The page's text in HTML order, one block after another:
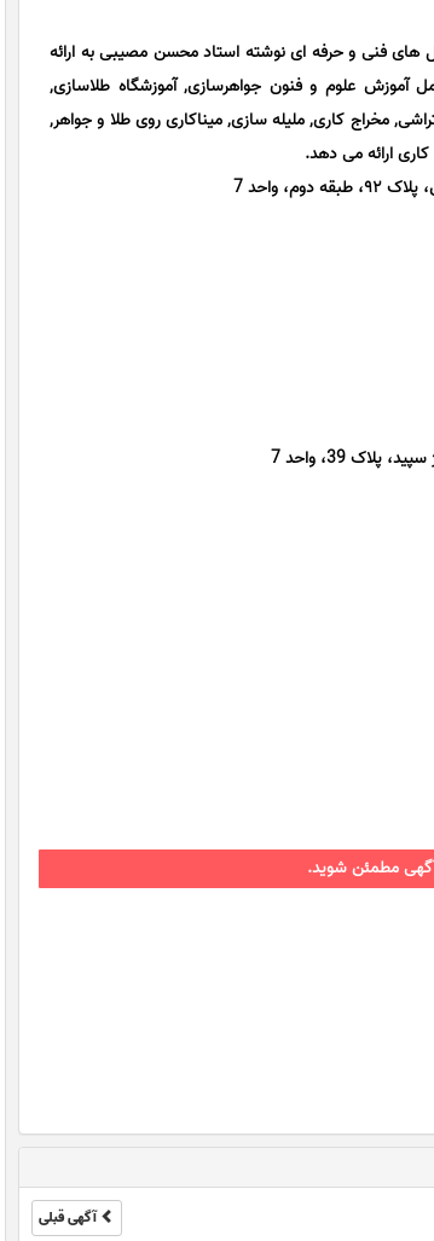
فنی و حرفه ای نوشته استاد محسن مصیبی به ارائه
علوم و فنون جواهرسازی, آموزشگاه طلاسازی,
مخراج کاری, ملیله سازی, میناکاری روی طلا و جواهر,
ارائه می دهد.
واحد 7
مطمئن شوید.
آگهی قبلی